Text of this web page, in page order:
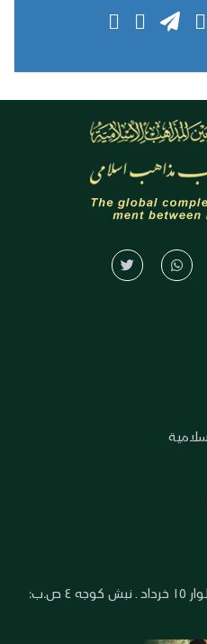
العنوان: ايران ـ قم ـ ميدان جهاد ـ بلوار ١٥ خرداد ـ نبش كوجه ٤ ص.ب: